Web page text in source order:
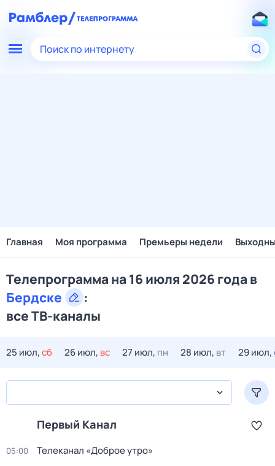
Поиск по интернету
Главная Моя программа Премьеры недели
Телепрограмма на 16 июля 2026 года в
Бердске
:
все ТВ-каналы
25 июл,сб 26 июл, вс 27 июл, пн 28 июл, вт 29 июл,
Первый Канал
05:00 Телеканал «Доброе утро»